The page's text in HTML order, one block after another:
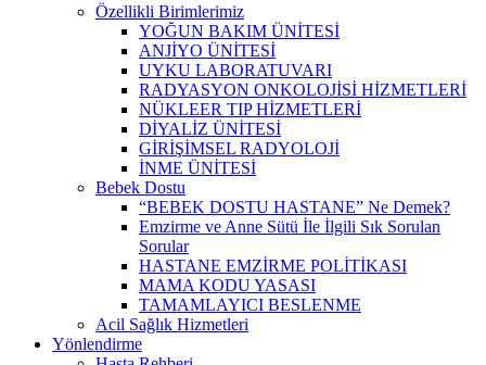
Özellikli Birimlerimiz
YOĞUN BAKIM ÜNİTESİ
ANJİYO ÜNİTESİ
UYKU LABORATUVARI
RADYASYON ONKOLOJİSİ HİZMETLERİ
NÜKLEER TIP HİZMETLERİ
DİYALİZ ÜNİTESİ
GİRİŞİMSEL RADYOLOJİ
İNME ÜNİTESİ
Bebek Dostu
“BEBEK DOSTU HASTANE” Ne Demek?
Emzirme ve Anne Sütü İle İlgili Sık Sorulan
Sorular
HASTANE EMZİRME POLİTİKASI
MAMA KODU YASASI
TAMAMLAYICI BESLENME
Acil Sağlık Hizmetleri
Yönlendirme